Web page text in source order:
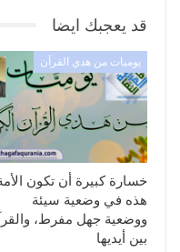
قد يعجبك ايضا
يوميات من هدي القرآن
خسارة كبيرة أن تكون
هذه في وضعية سيئة
ووضعية جهل مفرط،
بين أيديها